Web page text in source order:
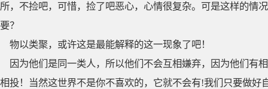
所，不捡吧，可惜，捡了吧恶心，心情很复杂。可是这样的情
要？
物以类聚，或许这是最能解释的这一现象了吧！
因为他们是同一类人，所以他们不会互相嫌弃，因为他们有
相投！当然这世界不是你不喜欢的，它就不会有!我们只要做